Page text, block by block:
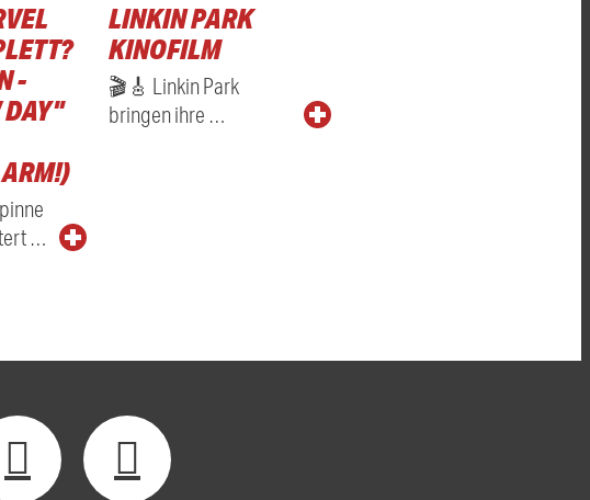
-
DAY"
…
LINKIN PARK
KINOFILM
🎬🎸 Linkin Park
bringen ihre …